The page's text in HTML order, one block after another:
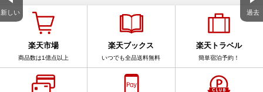
新しい 過去
楽天市場
商品数は1億点以上
楽天ブックス
いつでも全品送料無料
楽天トラベル
簡単宿泊予約！